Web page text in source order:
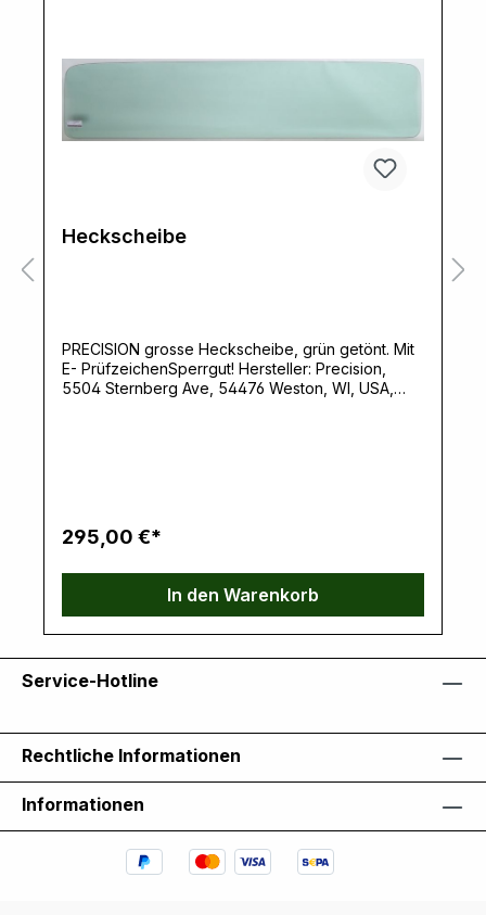
Heckscheibe
PRECISION grosse Heckscheibe, grün getönt. Mit
E- PrüfzeichenSperrgut! Hersteller: Precision,
5504 Sternberg Ave, 54476 Weston, WI, USA,
295,00 €*
In den Warenkorb
Service-Hotline
Rechtliche Informationen
Informationen